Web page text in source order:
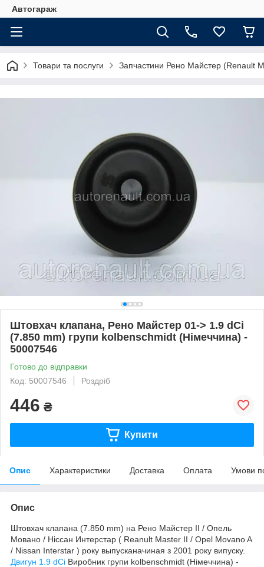
Автогараж
Товари та послуги Запчастини Рено Майстер (Renault
Штовхач клапана, Рено Майстер 01-> 1.9 dCi
(7.850 mm) групи kolbenschmidt (Німеччина) -
50007546
Готово до відправки
Код: 50007546
Роздріб
446 ₴
Купити
Опис Характеристики Доставка Оплата Умови
Опис
Штовхач клапана (7.850 mm) на Рено Майстер II / Опель
Мовано / Ніссан Интерстар ( Reanult Master II / Opel Movano A
/ Nissan Interstar ) року выпусканачиная з 2001 року випуску.
Двигун 1.9 dCi Виробник групи kolbenschmidt (Німеччина) -